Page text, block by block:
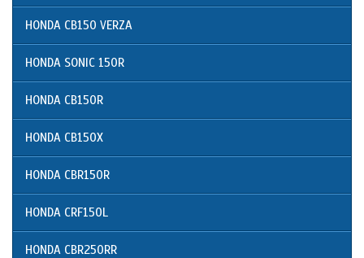
HONDA CB150 VERZA
HONDA SONIC 150R
HONDA CB150R
HONDA CB150X
HONDA CBR150R
HONDA CRF150L
HONDA CBR250RR